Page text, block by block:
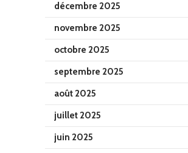
décembre 2025
novembre 2025
octobre 2025
septembre 2025
août 2025
juillet 2025
juin 2025